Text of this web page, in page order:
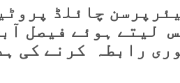
چائلڈ
لیتے ہوئے فیصل
رابطہ کرنے کی